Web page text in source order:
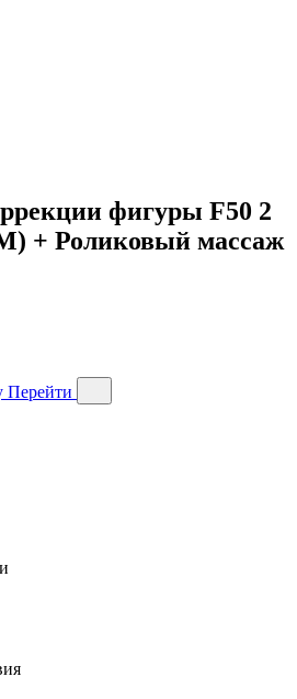
фигуры F50 2
+ Роликовый массаж
Перейти